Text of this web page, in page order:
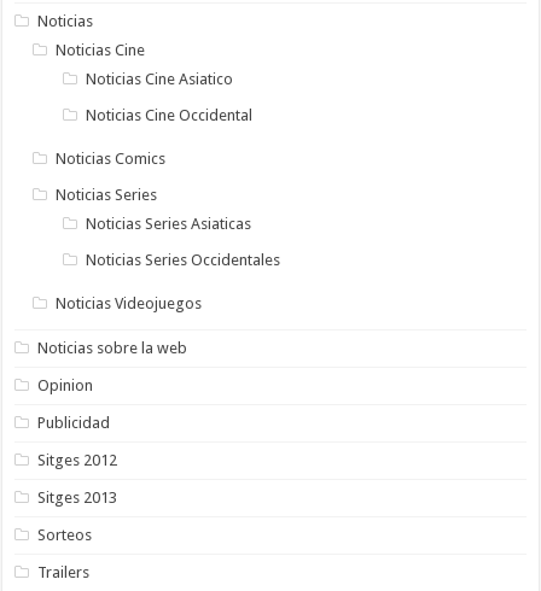
Noticias
Noticias Cine
Noticias Cine Asiatico
Noticias Cine Occidental
Noticias Comics
Noticias Series
Noticias Series Asiaticas
Noticias Series Occidentales
Noticias Videojuegos
Noticias sobre la web
Opinion
Publicidad
Sitges 2012
Sitges 2013
Sorteos
Trailers